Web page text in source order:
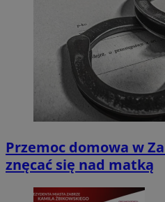
Przemoc domowa w
znęcać się nad matką